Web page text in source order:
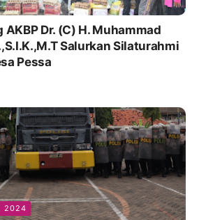
Dr. (C) H. Muhammad
Salurkan Silaturahmi
Pessa
2024